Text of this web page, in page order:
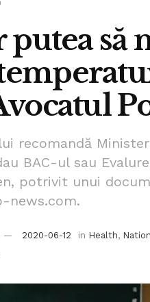
putea să
recomandă
BAC-ul sau
potrivit unui
news.com.
2020-06-12 in Health,